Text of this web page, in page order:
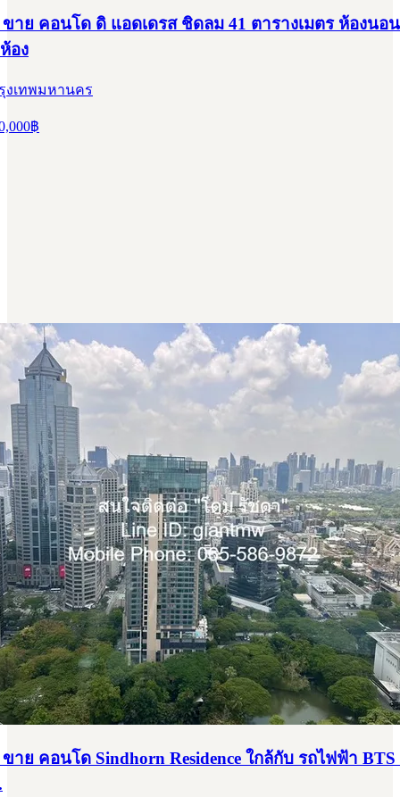
ขาย คอนโด ดิ แอดเดรส ชิดลม 41 ตารางเมตร ห้องนอ
อง
งเทพมหานคร
฿
ขาย คอนโด Sindhorn Residence ใกล้กับ รถไฟฟ้า